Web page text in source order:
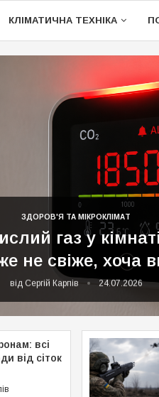
КЛІМАТИЧНА ТЕХНІКА
ЗДОРОВ'Я ТА МІКРОКЛІМАТ
газ у
не свіже, хоча
від Сергій Карпів 24.07.2026
всі
від сіток